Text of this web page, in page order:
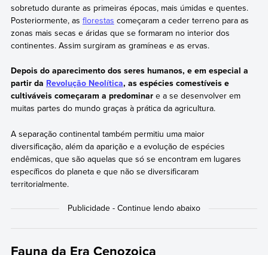
sobretudo durante as primeiras épocas, mais úmidas e quentes.
Posteriormente, as florestas começaram a ceder terreno para as
zonas mais secas e áridas que se formaram no interior dos
continentes. Assim surgiram as gramíneas e as ervas.
Depois do aparecimento dos seres humanos, e em especial a
partir da Revolução Neolítica, as espécies comestíveis e
cultiváveis começaram a predominar e a se desenvolver em
muitas partes do mundo graças à prática da agricultura.
A separação continental também permitiu uma maior
diversificação, além da aparição e a evolução de espécies
endêmicas, que são aquelas que só se encontram em lugares
específicos do planeta e que não se diversificaram
territorialmente.
Fauna da Era Cenozoica